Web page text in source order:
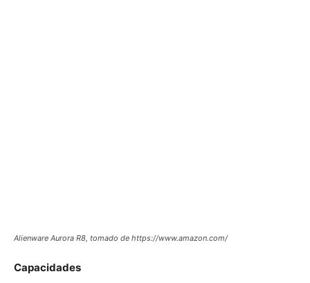
Alienware Aurora R8, tomado de https://www.amazon.com/
Capacidades